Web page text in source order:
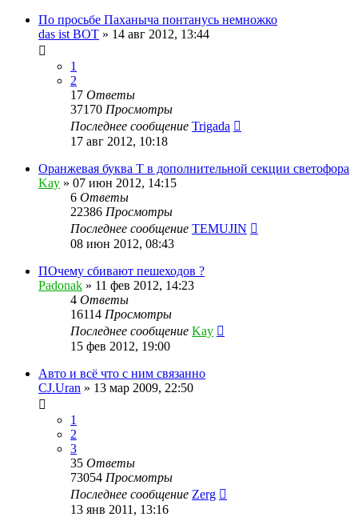
По просьбе Паханыча понтанусь немножко
das ist BOT » 14 авг 2012, 13:44
1
2
17 Ответы
37170 Просмотры
Последнее сообщение Trigada
17 авг 2012, 10:18
Оранжевая буква Т в дополнительной секции светофора
Kay » 07 июн 2012, 14:15
6 Ответы
22386 Просмотры
Последнее сообщение TEMUJIN
08 июн 2012, 08:43
ПОчему сбивают пешеходов ?
Padonak » 11 фев 2012, 14:23
4 Ответы
16114 Просмотры
Последнее сообщение Kay
15 фев 2012, 19:00
Авто и всё что с ним связанно
CJ.Uran » 13 мар 2009, 22:50
1
2
3
35 Ответы
73054 Просмотры
Последнее сообщение Zerg
13 янв 2011, 13:16